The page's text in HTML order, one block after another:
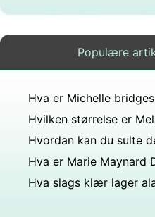
Populære
Hva er Michelle
Hva slags klær lager